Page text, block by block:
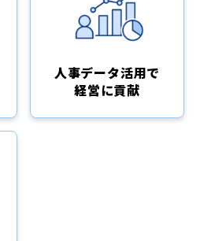
人事データ活用で
経営に貢献